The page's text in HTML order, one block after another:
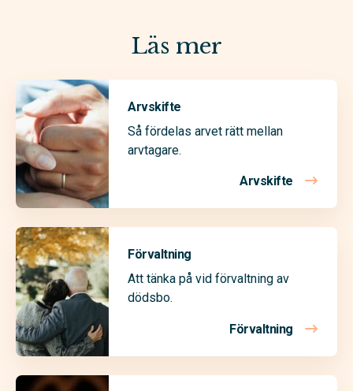
Läs mer
Arvskifte
Så fördelas arvet rätt mellan
arvtagare.
Arvskifte
Förvaltning
Att tänka på vid förvaltning av
dödsbo.
Förvaltning